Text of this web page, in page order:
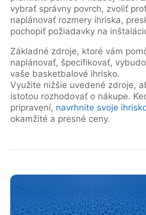
vybrať správny povrch, zvoliť
naplánovať rozmery ihriska,
pochopiť požiadavky na
Základné zdroje, ktoré vám
naplánovať, špecifikovať,
vaše basketbalové ihrisko.
Využite nižšie uvedené zdroje,
istotou rozhodovať o nákupe.
pripravení, navrhnite svoje
okamžité a presné ceny.